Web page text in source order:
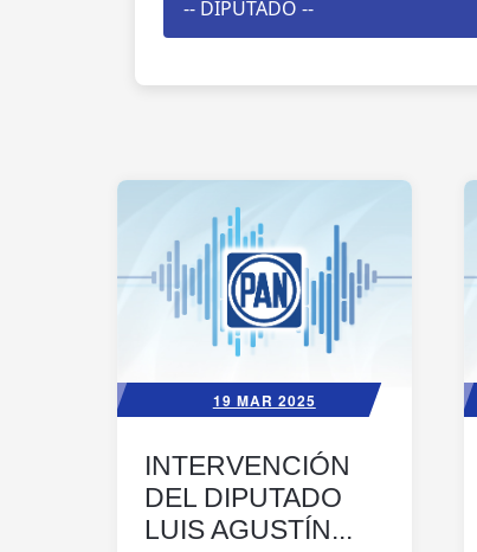
19 MAR 2025
INTERVENCIÓN
DEL DIPUTADO
LUIS AGUSTÍN...